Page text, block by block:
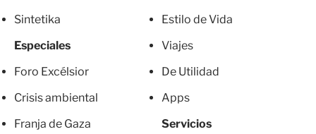
Sintetika
Especiales
Foro Excélsior
Crisis ambiental
Franja de Gaza
Estilo de Vida
Viajes
De Utilidad
Apps
Servicios